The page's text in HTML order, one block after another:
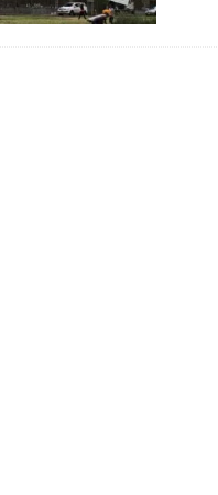
[ 6 de agosto de 2026 ] La historia